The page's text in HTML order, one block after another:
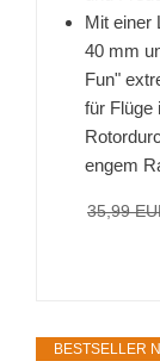
Mit einer
40 mm
Fun"
für Flüge
engem
35,99
BESTSELLER